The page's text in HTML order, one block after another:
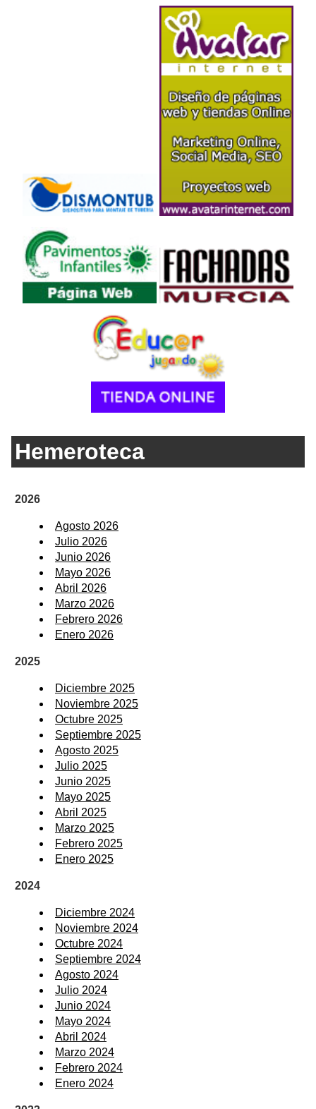
Hemeroteca
2026
Agosto 2026
Julio 2026
Junio 2026
Mayo 2026
Abril 2026
Marzo 2026
Febrero 2026
Enero 2026
2025
Diciembre 2025
Noviembre 2025
Octubre 2025
Septiembre 2025
Agosto 2025
Julio 2025
Junio 2025
Mayo 2025
Abril 2025
Marzo 2025
Febrero 2025
Enero 2025
2024
Diciembre 2024
Noviembre 2024
Octubre 2024
Septiembre 2024
Agosto 2024
Julio 2024
Junio 2024
Mayo 2024
Abril 2024
Marzo 2024
Febrero 2024
Enero 2024